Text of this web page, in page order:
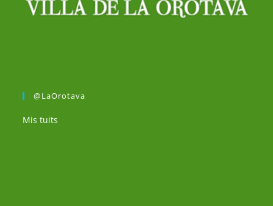
@LaOrotava
Mis tuits